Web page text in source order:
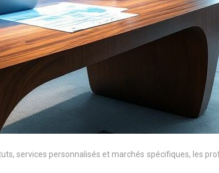
services personnalisés et marchés spécifiques, les